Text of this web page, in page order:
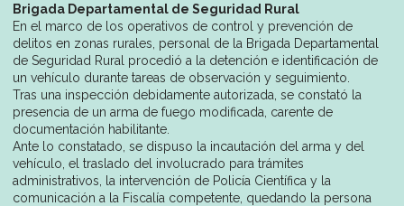
Brigada Departamental de Seguridad Rural
En el marco de los operativos de control y prevención de
delitos en zonas rurales, personal de la Brigada Departamental
de Seguridad Rural procedió a la detención e identificación de
un vehículo durante tareas de observación y seguimiento.
Tras una inspección debidamente autorizada, se constató la
presencia de un arma de fuego modificada, carente de
documentación habilitante.
Ante lo constatado, se dispuso la incautación del arma y del
vehículo, el traslado del involucrado para trámites
administrativos, la intervención de Policía Científica y la
comunicación a la Fiscalía competente, quedando la persona